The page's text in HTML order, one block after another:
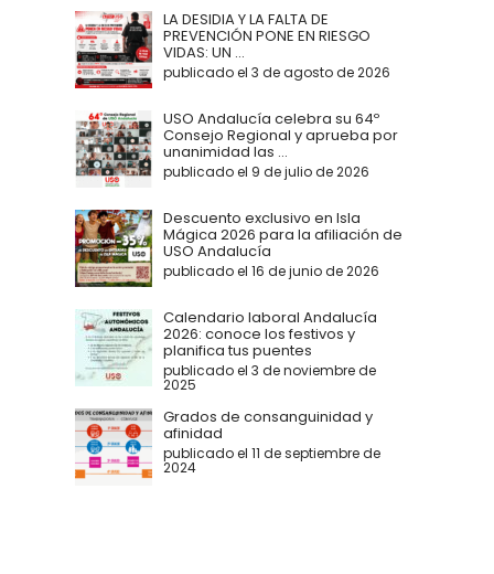
LA DESIDIA Y LA FALTA DE
PREVENCIÓN PONE EN RIESGO
VIDAS: UN ...
publicado el 3 de agosto de 2026
USO Andalucía celebra su 64º
Consejo Regional y aprueba por
unanimidad las ...
publicado el 9 de julio de 2026
Descuento exclusivo en Isla
Mágica 2026 para la afiliación de
USO Andalucía
publicado el 16 de junio de 2026
Calendario laboral Andalucía
2026: conoce los festivos y
planifica tus puentes
publicado el 3 de noviembre de
2025
Grados de consanguinidad y
afinidad
publicado el 11 de septiembre de
2024